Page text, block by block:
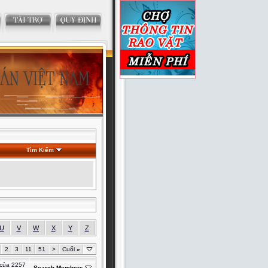
Tìm Kiếm
U V W X Y Z
2 3 11 51 > Cuối »
2257